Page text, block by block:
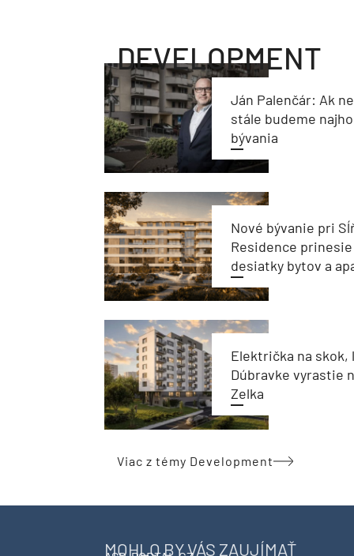
DEVELOPMENT
Ján Palenčár: Ak
stále budeme
bývania
Nové bývanie pri
Residence
desiatky bytov a
Električka na skok,
Dúbravke vyrastie
Zelka
Viac z témy Development
MOHLO BY VÁS ZAUJÍMAŤ